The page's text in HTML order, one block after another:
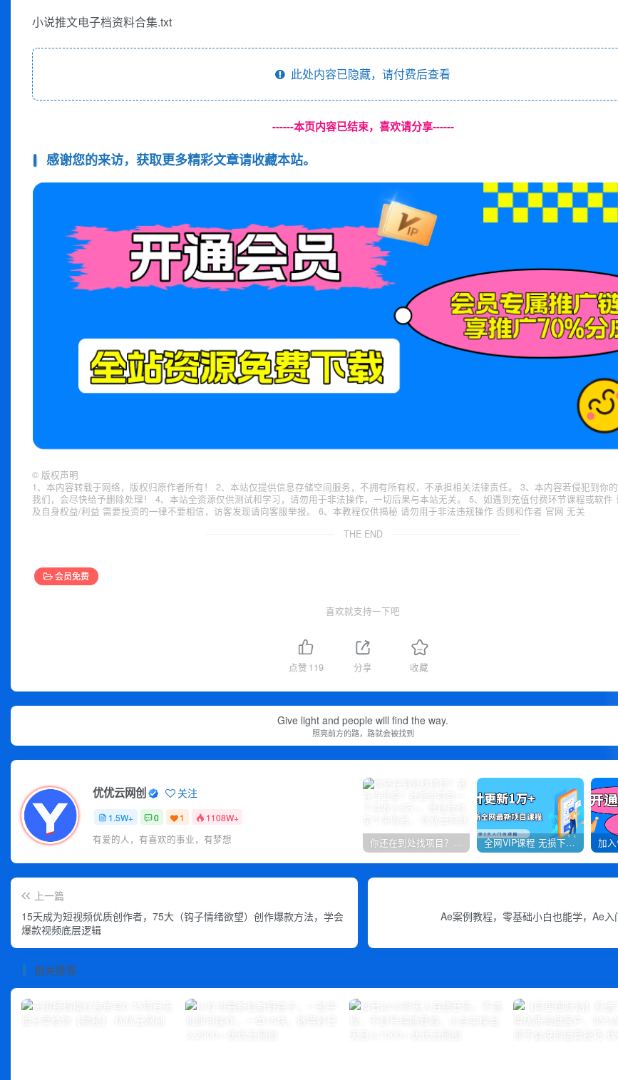
小说推文电子档资料合集.txt
此处内容已隐藏，请付费后查看
------本页内容已结束，喜欢请分享------
感谢您的来访，获取更多精彩文章请收藏本站。
© 版权声明
1、本内容转载于网络，版权归原作者所有！ 2、本站仅提供信息存储空间服务，不拥有所有权，不承担相关法律责任。 3、本内容若侵犯到你
我们，会尽快给予删除处理！ 4、本站全资源仅供测试和学习，请勿用于非法操作，一切后果与本站无关。 5、如遇到充值付费环节课程或软件
及自身权益/利益 需要投资的一律不要相信，访客发现请向客服举报。 6、本教程仅供揭秘 请勿用于非法违规操作 否则和作者 官网 无关
THE END
会员免费
喜欢就支持一下吧
点赞 119 分享 收藏
Give light and people will find the way.
照亮前方的路，路就会被找到
优优云网创 关注
1.5W+ 0 1 1108W+
有爱的人，有喜欢的事业，有梦想 你还在到处找项目？还在当韭菜？我靠卖项目一个月收入5万+，曾经我也是个失败者。 全网VIP课程 无损下载~
上一篇
15天成为短视频优质创作者，75大（钩子情绪欲望）创作爆款方法，学会
爆款视频底层逻辑
Ae案例教程，零基础小白也能学，Ae
相关推荐